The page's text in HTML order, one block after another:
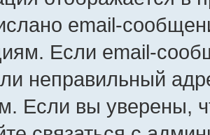
email-
Если email-
неправильный
Если вы уверены,